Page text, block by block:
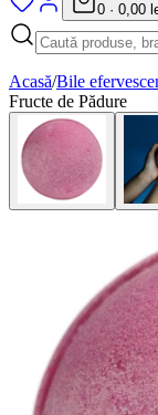
0 · 0,00
Acasă/Bile
Fructe de Pădure